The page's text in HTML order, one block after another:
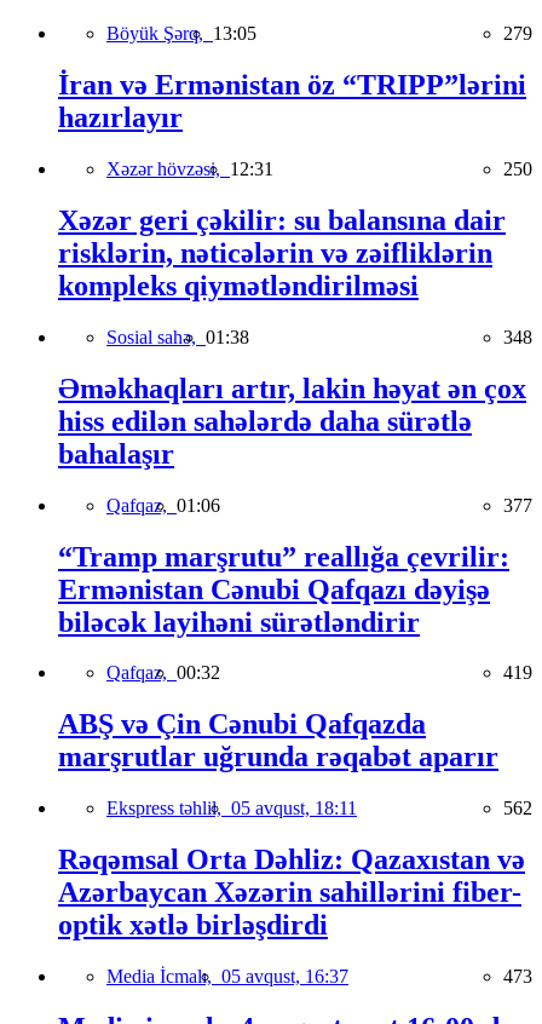
Böyük Şərq, 13:05 279
İran və Ermənistan öz “TRIPP”lərini
hazırlayır
Xəzər hövzəsi, 12:31 250
Xəzər geri çəkilir: su balansına dair
risklərin, nəticələrin və zəifliklərin
kompleks qiymətləndirilməsi
Sosial sahə, 01:38 348
Əməkhaqları artır, lakin həyat ən çox
hiss edilən sahələrdə daha sürətlə
bahalaşır
Qafqaz, 01:06 377
“Tramp marşrutu” reallığa çevrilir:
Ermənistan Cənubi Qafqazı dəyişə
biləcək layihəni sürətləndirir
Qafqaz, 00:32 419
ABŞ və Çin Cənubi Qafqazda
marşrutlar uğrunda rəqabət aparır
Ekspress təhlil, 05 avqust, 18:11 562
Rəqəmsal Orta Dəhliz: Qazaxıstan və
Azərbaycan Xəzərin sahillərini fiber-
optik xətlə birləşdirdi
Media İcmalı, 05 avqust, 16:37 473